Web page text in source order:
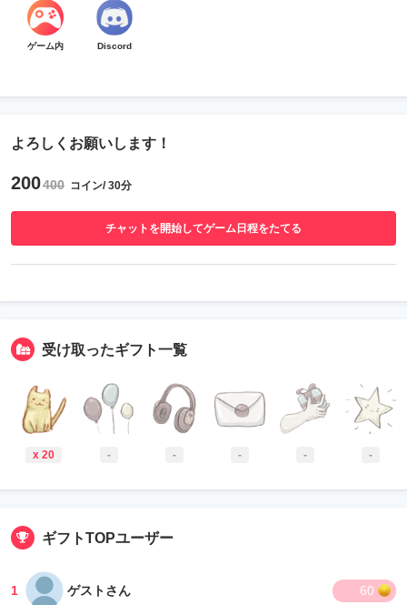
ゲーム内 Discord
よろしくお願いします！
200400 コイン/ 30分
チャットを開始してゲーム日程をたてる
受け取ったギフト一覧
x 20 - - - - -
ギフトTOPユーザー
1 ゲストさん 60